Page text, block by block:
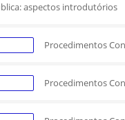
aspectos introdutórios
Procedimentos
Procedimentos